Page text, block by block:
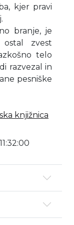
kjer pravi
branje, je
zvest
telo
razvezal in
pesniške
knjižnica